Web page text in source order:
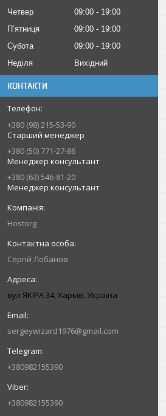
Четвер
09:00
19:00
Пʼятниця
09:00
19:00
Субота
09:00
19:00
Неділя
Вихідний
КОНТАКТИ
+380 (98) 215-53-90
Старший менеджер
+380 (50) 771-27-86
Менеджер консультант
+380 (63) 546-81-20
Менеджер консультант
Hostorg
Сергій Лобанов
вул ЯКІРА 34, Харків, Україна
sergeywizard1976@gmail.com
+380982155390
+380982155390